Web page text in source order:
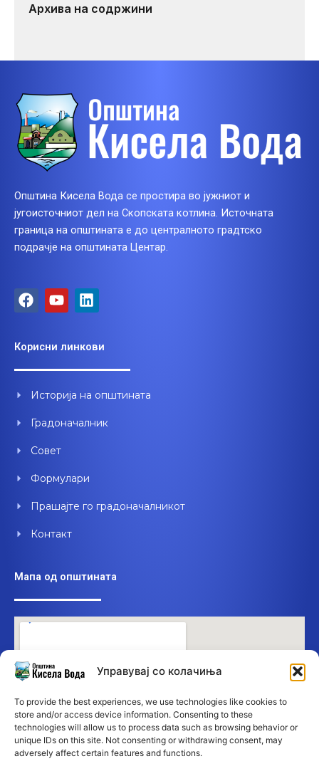
Управувај со колачиња
To provide the best experiences, we use technologies like cookies to
store and/or access device information. Consenting to these
technologies will allow us to process data such as browsing behavior or
unique IDs on this site. Not consenting or withdrawing consent, may
adversely affect certain features and functions.
Архива на содржини
Општина Кисела Вода се простира во јужниот и
југоисточниот дел на Скопската котлина. Источната
граница на општината е до централното градтско
подрачје на општината Центар.
F
a
b
o
k
Y
o
u
b
L
i
e
d
n
Корисни линкови
Историја на општината
Градоначалник
Совет
Формулари
Прашајте го градоначалникот
Контакт
Мапа од општината